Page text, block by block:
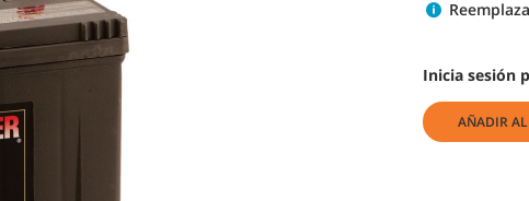
Inicia sesión
AÑADIR